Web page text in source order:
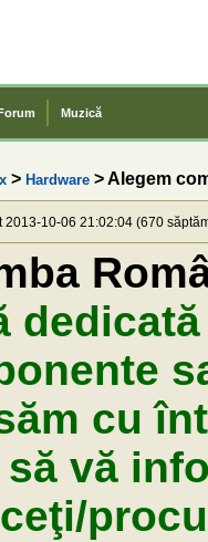
Muzică
> Hardware > Alegem
2013-10-06 21:02:04 (670
cu
vă